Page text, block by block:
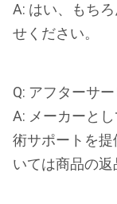
A: はい、もち
せください。
Q: アフターサ
A: メーカーと
術サポートを
いては商品の返